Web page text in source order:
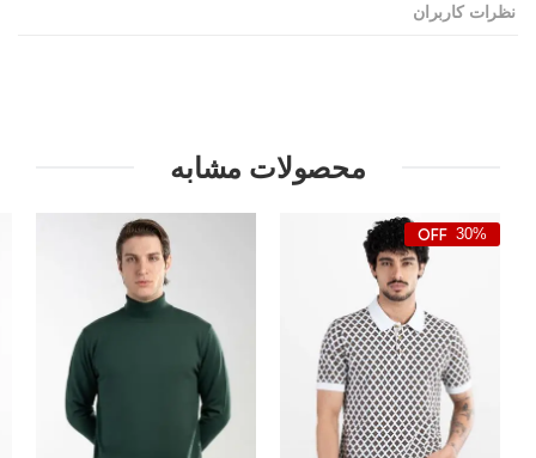
نظرات کاربران
محصولات مشابه
30%